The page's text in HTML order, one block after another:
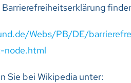
Webs/PB/DE/
node.html
Sie bei Wikipedia unter: